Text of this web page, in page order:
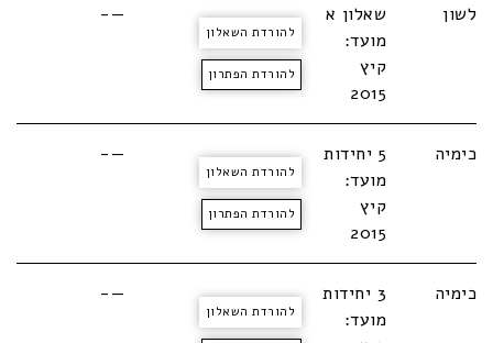
לשון
שאלון א
מועד:
קיץ
2015
להורדת השאלון
להורדת הפתרון
—-
כימיה
5 יחידות
מועד:
קיץ
2015
להורדת השאלון
להורדת הפתרון
—-
כימיה
3 יחידות
מועד:
להורדת השאלון
—-